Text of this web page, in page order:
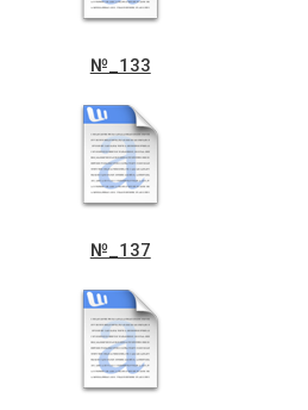
№_133
№_137